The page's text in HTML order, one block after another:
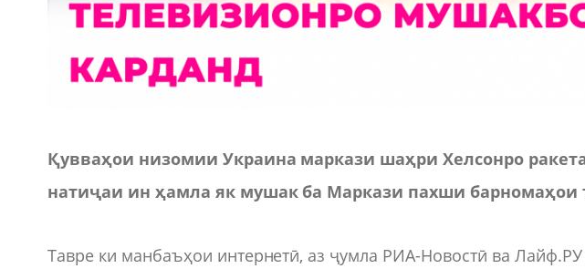
Қувваҳои низомии Украина маркази шаҳри Хелсонро
натиҷаи ин ҳамла як мушак ба Маркази пахши барномаҳои
Тавре ки манбаъҳои интернетӣ, аз ҷумла РИА-Новостӣ ва